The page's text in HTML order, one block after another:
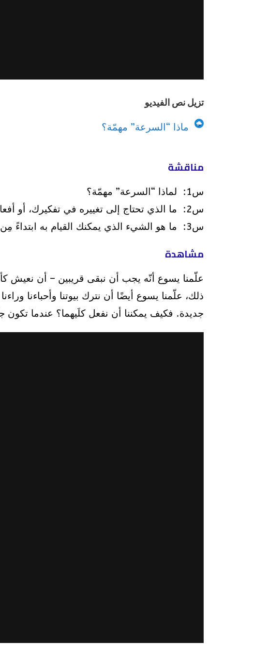
تزيل نص الفيديو
ماذا “السرعة” مهمّة؟
مناقشة
س1: لماذا “السرعة” مهمّة؟
س2: ما الذي تحتاج إلى تغييره في تفكيرك، أو أفعالك، أو موقفك لكي تكون أكثر توافقاً مع أولوية الله لـ“السرعة”؟
س3: ما هو الشيء الذي يمكنك القيام به ابتداءً مِن هذا الأسبوع والذي سيحدث فرقًا؟
مشاهدة
علّمنا يسوع أنّه يجب أن نبقى قريبين – أن نعيش
ذلك، علّمنا يسوع أيضًا أن نترك بيوتنا وأحباءنا
جديدة. فكيف يمكننا أن نفعل كلَيهما؟ عندما تكون